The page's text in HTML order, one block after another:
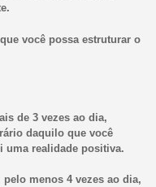
você possa estruturar o
de 3 vezes ao dia,
daquilo que você
uma realidade positiva.
menos 4 vezes ao dia,